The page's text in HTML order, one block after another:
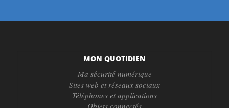
MON QUOTIDIEN
Ma sécurité numérique
Sites web et réseaux sociaux
Téléphones et applications
Objets connectés